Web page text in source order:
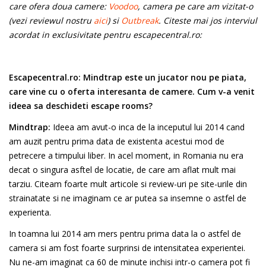
care ofera doua camere: Voodoo, camera pe care am vizitat-o
(vezi reviewul nostru aici) si Outbreak. Citeste mai jos interviul
acordat in exclusivitate pentru escapecentral.ro:
Escapecentral.ro: Mindtrap este un jucator nou pe piata,
care vine cu o oferta interesanta de camere. Cum v-a venit
ideea sa deschideti escape rooms?
Mindtrap: Ideea am avut-o inca de la inceputul lui 2014 cand
am auzit pentru prima data de existenta acestui mod de
petrecere a timpului liber. In acel moment, in Romania nu era
decat o singura asftel de locatie, de care am aflat mult mai
tarziu. Citeam foarte mult articole si review-uri pe site-urile din
strainatate si ne imaginam ce ar putea sa insemne o astfel de
experienta.
In toamna lui 2014 am mers pentru prima data la o astfel de
camera si am fost foarte surprinsi de intensitatea experientei.
Nu ne-am imaginat ca 60 de minute inchisi intr-o camera pot fi